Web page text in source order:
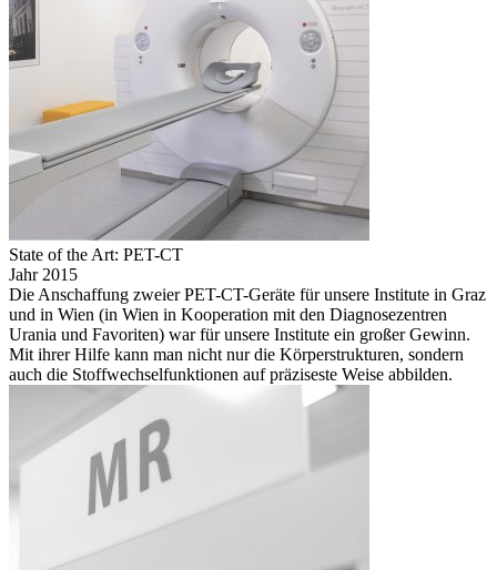
State of the Art: PET-CT
Jahr 2015
Die Anschaffung zweier PET-CT-Geräte für unsere Institute in Graz
und in Wien (in Wien in Kooperation mit den Diagnosezentren
Urania und Favoriten) war für unsere Institute ein großer Gewinn.
Mit ihrer Hilfe kann man nicht nur die Körperstrukturen, sondern
auch die Stoffwechselfunktionen auf präziseste Weise abbilden.